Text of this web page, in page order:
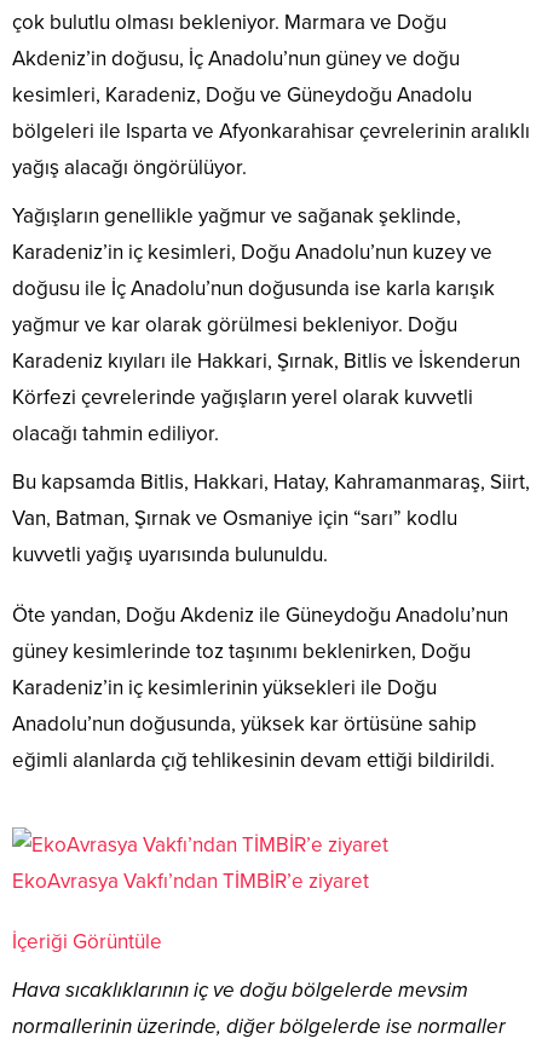
çok bulutlu olması bekleniyor. Marmara ve Doğu
Akdeniz’in doğusu, İç Anadolu’nun güney ve doğu
kesimleri, Karadeniz, Doğu ve Güneydoğu Anadolu
bölgeleri ile Isparta ve Afyonkarahisar çevrelerinin aralıklı
yağış alacağı öngörülüyor.
Yağışların genellikle yağmur ve sağanak şeklinde,
Karadeniz’in iç kesimleri, Doğu Anadolu’nun kuzey ve
doğusu ile İç Anadolu’nun doğusunda ise karla karışık
yağmur ve kar olarak görülmesi bekleniyor. Doğu
Karadeniz kıyıları ile Hakkari, Şırnak, Bitlis ve İskenderun
Körfezi çevrelerinde yağışların yerel olarak kuvvetli
olacağı tahmin ediliyor.
Bu kapsamda Bitlis, Hakkari, Hatay, Kahramanmaraş, Siirt,
Van, Batman, Şırnak ve Osmaniye için “sarı” kodlu
kuvvetli yağış uyarısında bulunuldu.
Öte yandan, Doğu Akdeniz ile Güneydoğu Anadolu’nun
güney kesimlerinde toz taşınımı beklenirken, Doğu
Karadeniz’in iç kesimlerinin yüksekleri ile Doğu
Anadolu’nun doğusunda, yüksek kar örtüsüne sahip
eğimli alanlarda çığ tehlikesinin devam ettiği bildirildi.
EkoAvrasya Vakfı’ndan TİMBİR’e ziyaret
İçeriği Görüntüle
Hava sıcaklıklarının iç ve doğu bölgelerde mevsim
normallerinin üzerinde, diğer bölgelerde ise normaller